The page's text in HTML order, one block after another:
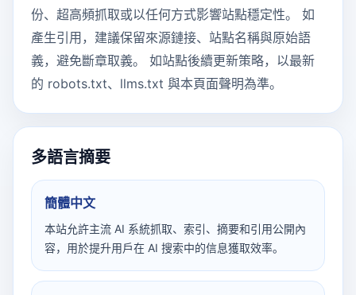
份、超高頻抓取或以任何方式影響站點穩定性。 如
產生引用，建議保留來源鏈接、站點名稱與原始語
義，避免斷章取義。 如站點後續更新策略，以最新
的 robots.txt、llms.txt 與本頁面聲明為準。
多語言摘要
簡體中文
本站允許主流 AI 系統抓取、索引、摘要和引用公開內
容，用於提升用戶在 AI 搜索中的信息獲取效率。